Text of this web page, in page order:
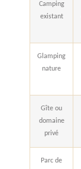
Camping
existant
Glamping
nature
Gîte ou
domaine
privé
Parc de